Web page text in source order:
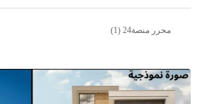
محرر منصة24 (1)